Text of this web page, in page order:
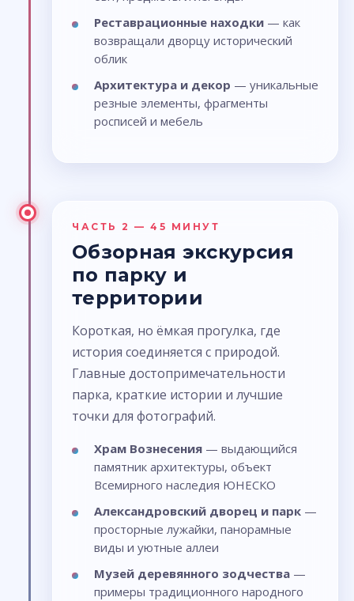
Реставрационные находки — как
возвращали дворцу исторический
облик
Архитектура и декор — уникальные
резные элементы, фрагменты
росписей и мебель
ЧАСТЬ 2 — 45 МИНУТ
Обзорная экскурсия
по парку и
территории
Короткая, но ёмкая прогулка, где
история соединяется с природой.
Главные достопримечательности
парка, краткие истории и лучшие
точки для фотографий.
Храм Вознесения — выдающийся
памятник архитектуры, объект
Всемирного наследия ЮНЕСКО
Александровский дворец и парк —
просторные лужайки, панорамные
виды и уютные аллеи
Музей деревянного зодчества —
примеры традиционного народного